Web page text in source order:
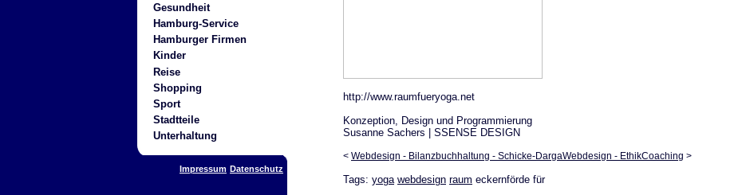
Gesundheit
Hamburg-Service
Hamburger Firmen
Kinder
Reise
Shopping
Sport
Stadtteile
Unterhaltung
Impressum Datenschutz
http://www.raumfueryoga.net
Konzeption, Design und Programmierung
Susanne Sachers | SSENSE DESIGN
< Webdesign - Bilanzbuchhaltung - Schicke-DargaWebdesign - EthikCoaching >
Tags: yoga webdesign raum eckernförde für